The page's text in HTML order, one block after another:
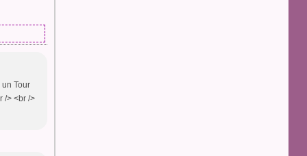
Tour
/> <br />